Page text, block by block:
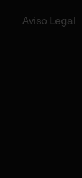
Aviso Legal